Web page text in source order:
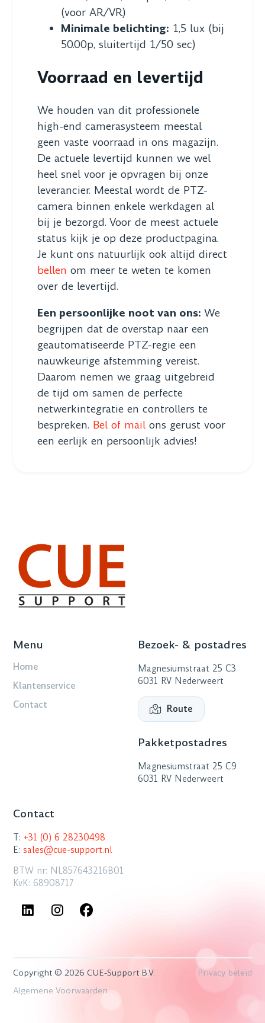
(voor AR/VR)
Minimale belichting: 1,5 lux (bij
50.00p, sluitertijd 1/50 sec)
Voorraad en levertijd
We houden van dit professionele
high-end camerasysteem meestal
geen vaste voorraad in ons magazijn.
De actuele levertijd kunnen we wel
heel snel voor je opvragen bij onze
leverancier. Meestal wordt de PTZ-
camera binnen enkele werkdagen al
bij je bezorgd. Voor de meest actuele
status kijk je op deze productpagina.
Je kunt ons natuurlijk ook altijd direct
bellen om meer te weten te komen
over de levertijd.
Een persoonlijke noot van ons: We
begrijpen dat de overstap naar een
geautomatiseerde PTZ-regie een
nauwkeurige afstemming vereist.
Daarom nemen we graag uitgebreid
de tijd om samen de perfecte
netwerkintegratie en controllers te
bespreken. Bel of mailons gerust voor
een eerlijk en persoonlijk advies!
Menu
Home
Klantenservice
Contact
Bezoek- & postadres
Magnesiumstraat 25 C3
6031 RV Nederweert
Route
Pakketpostadres
Magnesiumstraat 25 C9
6031 RV Nederweert
Contact
T: +31 (0) 6 28230498
E:sales@cue-support.nl
BTW nr: NL857643216B01
KvK: 68908717
Copyright © 2026 CUE-Support B.V.
Privacy beleid
Algemene Voorwaarden